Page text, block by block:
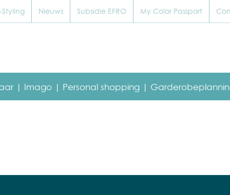
Nieuws Subsidie EFRO My Color Passport
| Imago | Personal shopping |